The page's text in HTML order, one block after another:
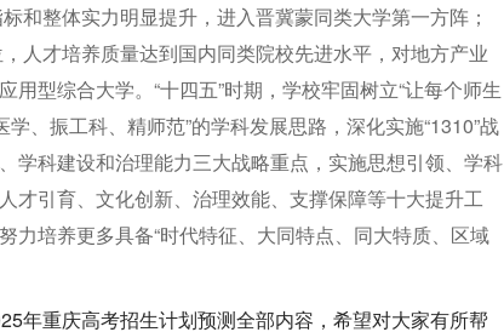
和整体实力明显提升，进入晋冀蒙同类大学第一方阵；
人才培养质量达到国内同类院校先进水平，对地方产业
型综合大学。“十四五”时期，学校牢固树立“让每个师生
、振工科、精师范”的学科发展思路，深化实施“1310”战
学科建设和治理能力三大战略重点，实施思想引领、学科
才引育、文化创新、治理效能、支撑保障等十大提升工
培养更多具备“时代特征、大同特点、同大特质、区域
年重庆高考招生计划预测全部内容，希望对大家有所帮